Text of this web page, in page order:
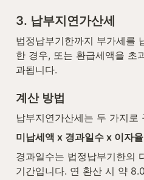
3. 납부지연가산세
법정납부기한까지 부가세를
한 경우, 또는 환급세액을 초
과됩니다.
계산 방법
납부지연가산세는 두 가지로
미납세액 x 경과일수 x 이자
경과일수는 법정납부기한의
기간입니다. 연 환산 시 약